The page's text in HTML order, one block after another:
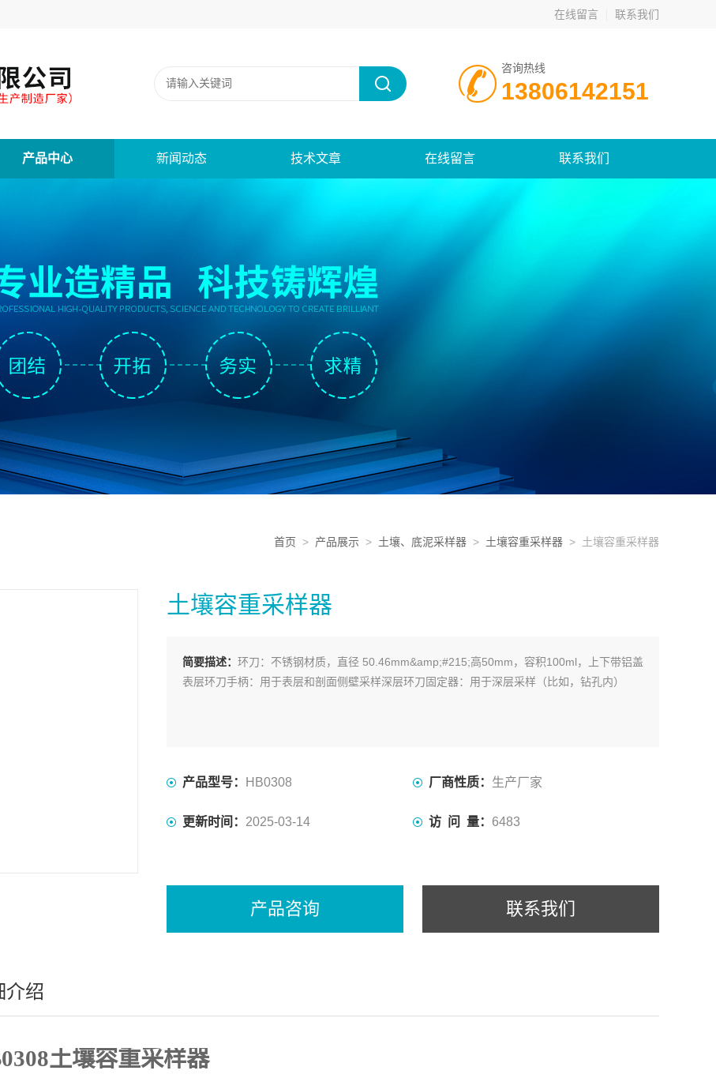
在线留言 联系我们
咨询热线
13806142151
产品中心 新闻动态 技术文章 在线留言 联系我们
首页 > 产品展示 > 土壤、底泥采样器 > 土壤容重采样器 > 土壤容重采样器
土壤容重采样器
简要描述： 环刀：不锈钢材质，直径 50.46mm&amp;#215;高50mm，容积100ml，上下带铝盖
表层环刀手柄：用于表层和剖面侧壁采样深层环刀固定器：用于深层采样（比如，钻孔内）
产品型号： HB0308 厂商性质： 生产厂家
更新时间： 2025-03-14 访 问 量： 6483
产品咨询 联系我们
介绍
土壤容重采样器